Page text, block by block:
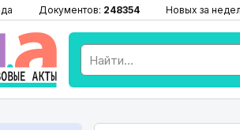
Документов: 248354 Новых за